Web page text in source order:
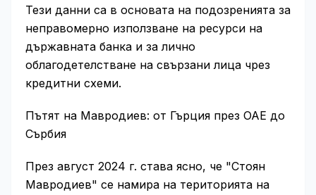
Тези данни са в основата на подозренията за
неправомерно използване на ресурси на
държавната банка и за лично
облагодетелстване на свързани лица чрез
кредитни схеми.
Пътят на Мавродиев: от Гърция през ОАЕ до
Сърбия
През август 2024 г. става ясно, че "Стоян
Мавродиев" се намира на територията на